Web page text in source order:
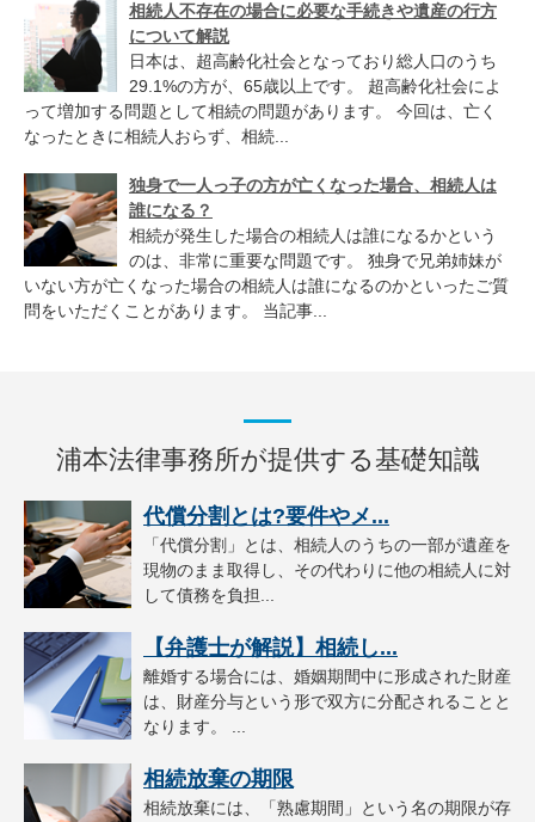
相続人不存在の場合に必要な手続きや遺産の行方
について解説
日本は、超高齢化社会となっており総人口のうち
29.1%の方が、65歳以上です。 超高齢化社会によ
って増加する問題として相続の問題があります。 今回は、亡く
なったときに相続人おらず、相続...
独身で一人っ子の方が亡くなった場合、相続人は
誰になる？
相続が発生した場合の相続人は誰になるかという
のは、非常に重要な問題です。 独身で兄弟姉妹が
いない方が亡くなった場合の相続人は誰になるのかといったご質
問をいただくことがあります。 当記事...
浦本法律事務所が提供する基礎知識
代償分割とは?要件やメ...
「代償分割」とは、相続人のうちの一部が遺産を
現物のまま取得し、その代わりに他の相続人に対
して債務を負担...
【弁護士が解説】相続し...
離婚する場合には、婚姻期間中に形成された財産
は、財産分与という形で双方に分配されることと
なります。 ...
相続放棄の期限
相続放棄には、「熟慮期間」という名の期限が存